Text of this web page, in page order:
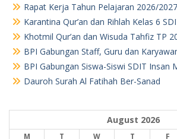
Rapat Kerja Tahun Pelajaran 2026/2027
Karantina Qur’an dan Rihlah Kelas 6
Khotmil Qur’an dan Wisuda Tahfiz TP
BPI Gabungan Staff, Guru dan
BPI Gabungan Siswa-Siswi SDIT Insan
Dauroh Surah Al Fatihah Ber-Sanad
August 2026
M T W T F